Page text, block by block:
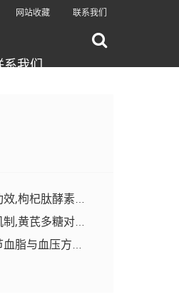
网站收藏 联系我们
系我们
素适合哪些人吃？
节免疫功能有效果吗？
压方面的应用分析